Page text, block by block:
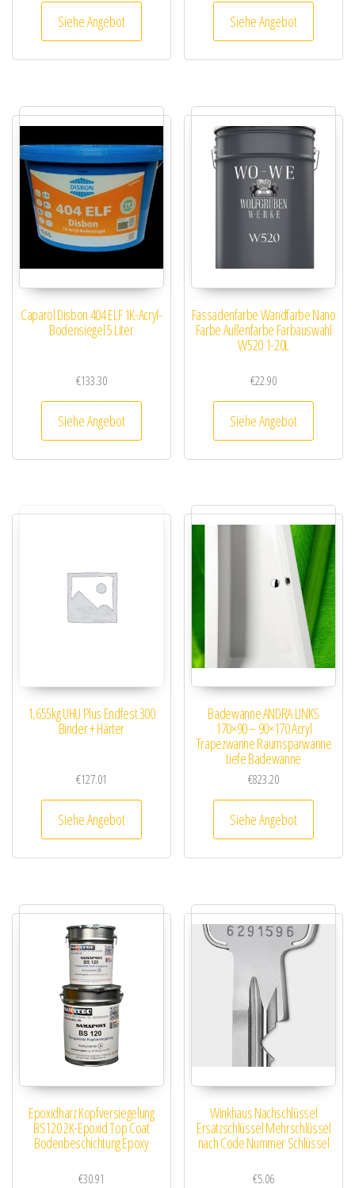
Siehe Angebot Siehe Angebot
Caparol Disbon 404 ELF 1K-Acryl-
Bodensiegel 5 Liter
€133.30
Siehe Angebot
Fassadenfarbe Wandfarbe Nano
Farbe Außenfarbe Farbauswahl
W520 1-20L
€22.90
Siehe Angebot
1,655kg UHU Plus Endfest 300
Binder + Härter
€127.01
Siehe Angebot
Badewanne ANDRA LINKS
170×90 – 90×170 Acryl
Trapezwanne Raumsparwanne
tiefe Badewanne
€823.20
Siehe Angebot
Epoxidharz Kopfversiegelung
BS120 2K-Epoxid Top Coat
Bodenbeschichtung Epoxy
€30.91
Winkhaus Nachschlüssel
Ersatzschlüssel Mehrschlüssel
nach Code Nummer Schlüssel
€5.06